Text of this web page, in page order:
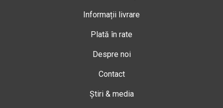
Informații livrare
Plată în rate
Despre noi
Contact
Știri & media